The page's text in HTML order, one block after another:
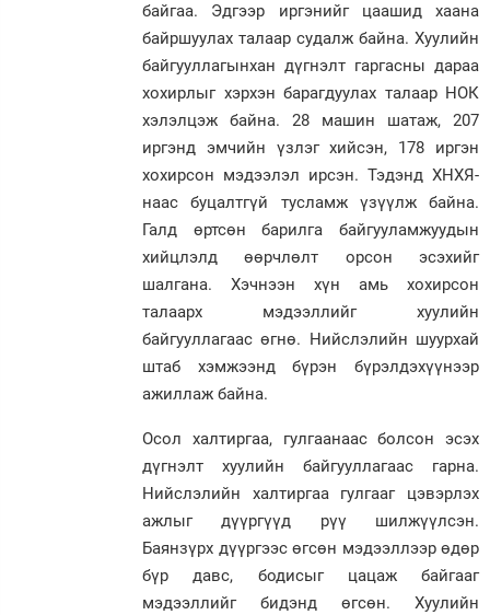
байгаа. Эдгээр иргэнийг цаашид хаана
байршуулах талаар судалж байна. Хуулийн
байгууллагынхан дүгнэлт гаргасны дараа
хохирлыг хэрхэн барагдуулах талаар НОК
хэлэлцэж байна. 28 машин шатаж, 207
иргэнд эмчийн үзлэг хийсэн, 178 иргэн
хохирсон мэдээлэл ирсэн. Тэдэнд ХНХЯ-
наас буцалтгүй тусламж үзүүлж байна.
Галд өртсөн барилга байгууламжуудын
хийцлэлд өөрчлөлт орсон эсэхийг
шалгана. Хэчнээн хүн амь хохирсон
талаарх мэдээллийг хуулийн
байгууллагаас өгнө. Нийслэлийн шуурхай
штаб хэмжээнд бүрэн бүрэлдэхүүнээр
ажиллаж байна.
Осол халтиргаа, гулгаанаас болсон эсэх
дүгнэлт хуулийн байгууллагаас гарна.
Нийслэлийн халтиргаа гулгааг цэвэрлэх
ажлыг дүүргүүд рүү шилжүүлсэн.
Баянзүрх дүүргээс өгсөн мэдээллээр өдөр
бүр давс, бодисыг цацаж байгааг
мэдээллийг бидэнд өгсөн. Хуулийн